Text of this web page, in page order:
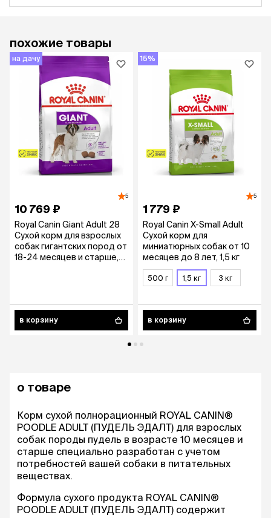
похожие товары
на дачу
5
10 769 ₽
Royal Canin Giant Adult 28
Сухой корм для взрослых
собак гигантских пород от
18-24 месяцев и старше,
в корзину
15%
5
1 779 ₽
Royal Canin X-Small Adult
Сухой корм для
миниатюрных собак от 10
месяцев до 8 лет, 1,5 кг
500 г 1,5 кг 3 кг
в корзину
о товаре
Корм сухой полнорационный ROYAL CANIN®
POODLE ADULT (ПУДЕЛЬ ЭДАЛТ) для взрослых
собак породы пудель в возрасте 10 месяцев и
старше специально разработан с учетом
потребностей вашей собаки в питательных
веществах.
Формула сухого продукта ROYAL CANIN®
POODLE ADULT (ПУДЕЛЬ ЭДАЛТ) содержит